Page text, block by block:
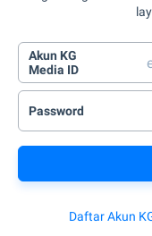
Akun KG
Media ID
Password
Daftar Akun